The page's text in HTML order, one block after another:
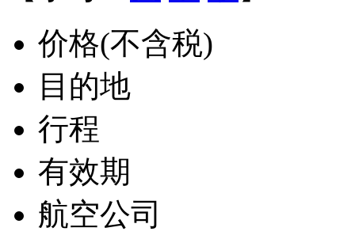
价格(不含税)
目的地
行程
有效期
航空公司